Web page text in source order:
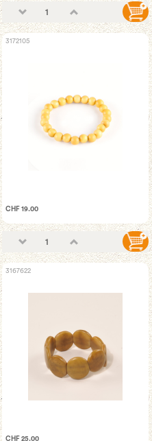
3172105
CHF 19.00
3167622
CHF 25.00